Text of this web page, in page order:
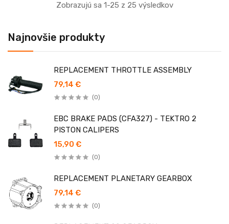
Najnovšie produkty
REPLACEMENT THROTTLE ASSEMBLY
79,14 €
(0)
EBC BRAKE PADS (CFA327) - TEKTRO 2
PISTON CALIPERS
15,90 €
(0)
REPLACEMENT PLANETARY GEARBOX
79,14 €
(0)
Zobrazujú sa 1-25 z 25 výsledkov